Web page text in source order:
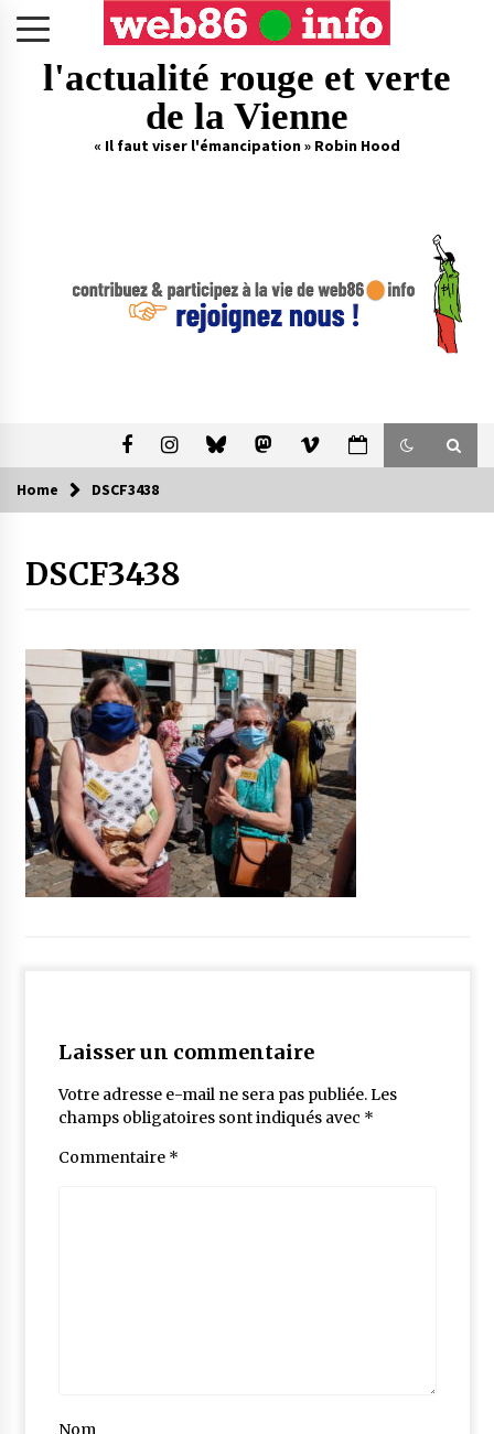
l'actualité rouge et verte
de la Vienne
« Il faut viser l'émancipation » Robin Hood
Home DSCF3438
DSCF3438
Laisser un commentaire
Votre adresse e-mail ne sera pas publiée.Les
champs obligatoires sont indiqués avec *
Commentaire *
Nom